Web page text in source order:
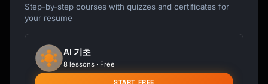
Step-by-step courses with quizzes and certificates for
your resume
AI 기초
8 lessons · Free
START FREE